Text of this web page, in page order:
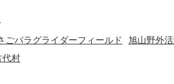
ごパラグライダーフィールド
旭山野外
代村